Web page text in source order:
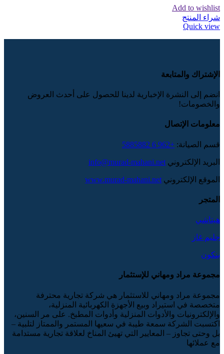
Add to wishlist
شراء المنتج
Quick view
الإشتراك والمتابعة
انضم إلى النشرة الإخبارية لدينا للحصول على أحدث العروض
والخصومات!
معلومات الإتصال
قسم الصيانة: +962 6 5885882
البريد الإلكتروني info@murad-mahani.net
الموقع الإلكتروني www.murad-mahani.net
المتجر
هيتاشي
جليم غاز
بنكون
مجموعة مراد ومهاني للإستثمار
مجموعة مراد ومهاني للاستثمار هي شركة تجارية محترفة
متخصصة في استيراد وبيع الأجهزة الكهربائية المنزلية،
والإلكترونيات والأدوات المنزلية وأدوات المطبخ. على مر السنين،
اكتسبت الشركة سمعة طيبة في سعيها المستمر والممتاز لتلبية –
بل وحتى تجاوز – المعايير التي تهيئ المناخ لعلاقة تجارية مستدامة
مع عملائها